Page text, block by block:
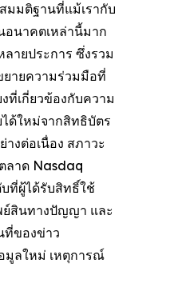
มมติฐานที่แม้เรากับ
อนาคตเหล่านี้มาก
ายประการ ซึ่งรวม
ยายความร่วมมือที่
ที่เกี่ยวข้องกับความ
ได้ใหม่จากสิทธิบัตร
งต่อเนื่อง สภาวะ
ลาด Nasdaq
ที่ผู้ได้รับสิทธิ์ใช้
ย์สินทางปัญญา และ
ที่ของข่าว
มูลใหม่ เหตุการณ์